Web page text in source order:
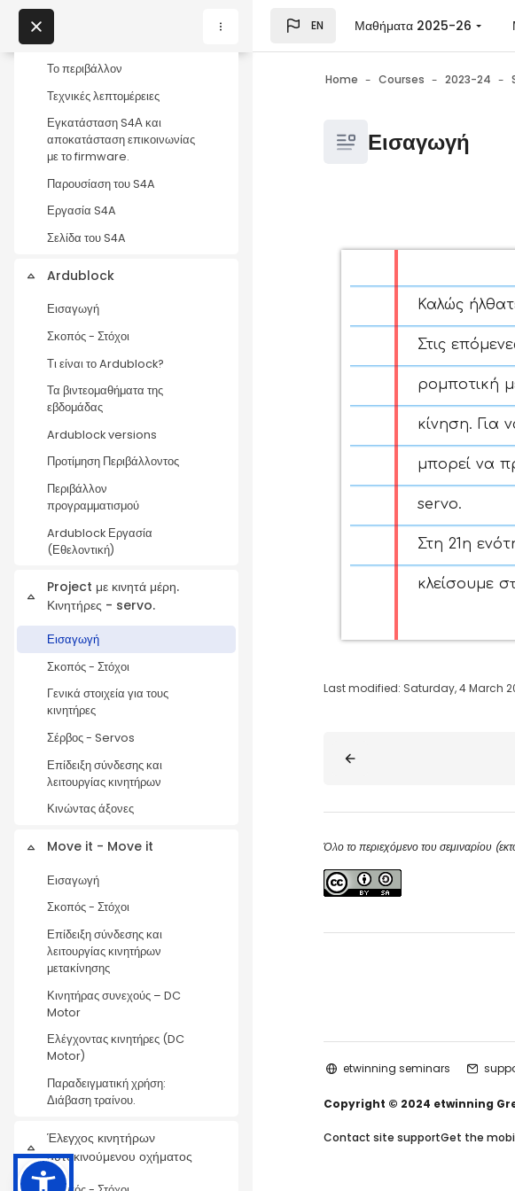
Blocks
Blocks
Arduino
Το περιβάλλον
Τεχνικές λεπτομέρειες
Εγκατάσταση S4Α και
αποκατάσταση επικοινωνίας
με το firmware.
Παρουσίαση του S4A
Εργασία S4A
Σελίδα του S4A
Collapse
Ardublock
Εισαγωγή
Σκοπός - Στόχοι
Τι είναι το Ardublock?
Τα βιντεομαθήματα της
εβδομάδας
Ardublock versions
Προτίμηση Περιβάλλοντος
Περιβάλλον
προγραμματισμού
Ardublock Εργασία
(Εθελοντική)
Collapse
Project με κινητά μέρη.
Κινητήρες - servo.
Εισαγωγή
Σκοπός - Στόχοι
Γενικά στοιχεία για τους
κινητήρες
Σέρβος - Servos
Επίδειξη σύνδεσης και
λειτουργίας κινητήρων
Κινώντας άξονες
Collapse
Move it - Move it
Εισαγωγή
Σκοπός - Στόχοι
Επίδειξη σύνδεσης και
λειτουργίας κινητήρων
μετακίνησης
Κινητήρας συνεχούς – DC
Motor
Ελέγχοντας κινητήρες (DC
Motor)
Παραδειγματική χρήση:
Διάβαση τραίνου.
Collapse
Έλεγχος κινητήρων
αυτοκινούμενου οχήματος
EN Μαθήματα 2025-26
Home Courses 2023-24
BlocksΕισαγωγή
Καλώς
Στις
ρομποτική
κίνηση. Για
μπορεί να
servo.
Στη 21η
κλείσουμε σ
Last modified: Saturday, 4 March
Blocks
Όλο το περιεχόμενο του σεμιναρίου
etwinning seminars
Copyright © 2024 etwinning
Contact site supportGet the